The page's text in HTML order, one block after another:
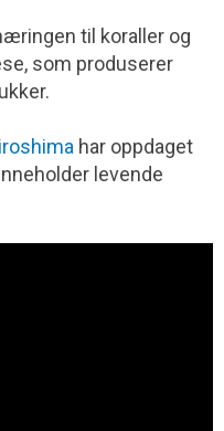
til koraller og
som produserer
har oppdaget
levende